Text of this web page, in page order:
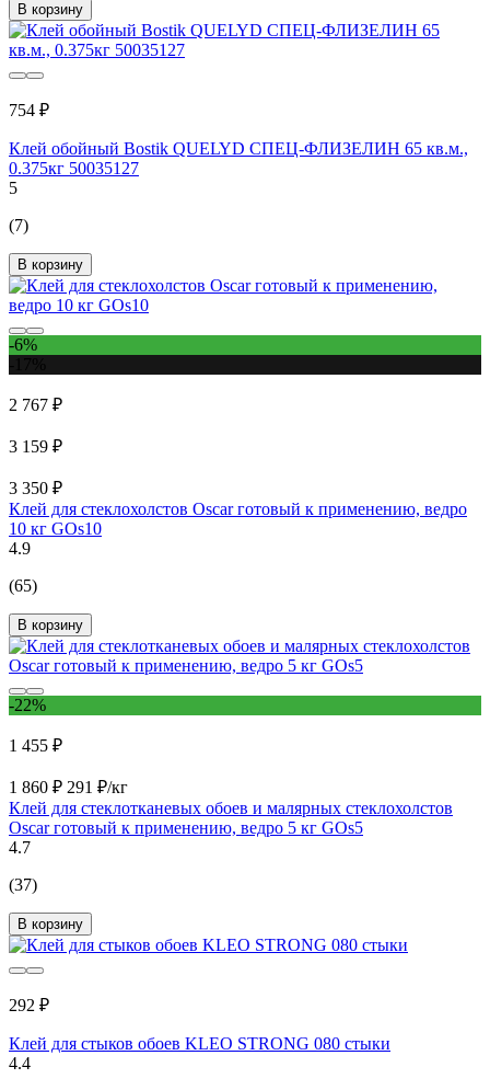
В корзину
754 ₽
Клей обойный Bostik QUELYD СПЕЦ-ФЛИЗЕЛИН 65 кв.м.,
0.375кг 50035127
5
(7)
В корзину
-6%
2 767 ₽
3 159 ₽
3 350 ₽
Клей для стеклохолстов Oscar готовый к применению, ведро
10 кг GOs10
4.9
(65)
В корзину
-22%
1 455 ₽
1 860 ₽ 291 ₽/кг
Клей для стеклотканевых обоев и малярных стеклохолстов
Oscar готовый к применению, ведро 5 кг GOs5
4.7
(37)
В корзину
292 ₽
Клей для стыков обоев KLEO STRONG 080 стыки
4.4